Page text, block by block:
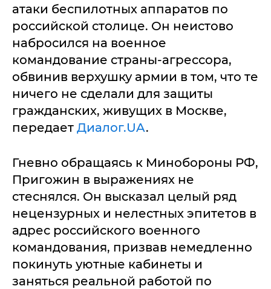
атаки беспилотных аппаратов по
российской столице. Он неистово
набросился на военное
командование страны-агрессора,
обвинив верхушку армии в том, что те
ничего не сделали для защиты
гражданских, живущих в Москве,
передает Диалог.UA.
Гневно обращаясь к Минобороны РФ,
Пригожин в выражениях не
стеснялся. Он высказал целый ряд
нецензурных и нелестных эпитетов в
адрес российского военного
командования, призвав немедленно
покинуть уютные кабинеты и
заняться реальной работой по